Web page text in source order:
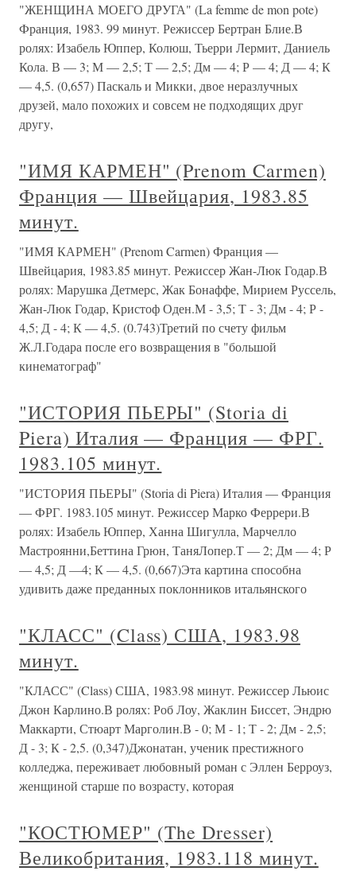
"ЖЕНЩИНА МОЕГО ДРУГА" (La femme de mon pote)
Франция, 1983. 99 минут. Режиссер Бертран Блие.В
ролях: Изабель Юппер, Колюш, Тьерри Лермит, Даниель
Кола. В — 3; М — 2,5; Т — 2,5; Дм — 4; Р — 4; Д — 4; К
— 4,5. (0,657) Паскаль и Микки, двое неразлучных
друзей, мало похожих и совсем не подходящих друг
другу,
"ИМЯ КАРМЕН" (Prenom Carmen)
Франция — Швейцария, 1983.85
минут.
"ИМЯ КАРМЕН" (Prenom Carmen) Франция —
Швейцария, 1983.85 минут. Режиссер Жан-Люк Годар.В
ролях: Марушка Детмерс, Жак Бонаффе, Мирием Руссель,
Жан-Люк Годар, Кристоф Оден.М - 3,5; Т - 3; Дм - 4; Р -
4,5; Д - 4; К — 4,5. (0.743)Третий по счету фильм
Ж.Л.Годара после его возвращения в "большой
кинематограф"
"ИСТОРИЯ ПЬЕРЫ" (Storia di
Piera) Италия — Франция — ФРГ.
1983.105 минут.
"ИСТОРИЯ ПЬЕРЫ" (Storia di Piera) Италия — Франция
— ФРГ. 1983.105 минут. Режиссер Марко Феррери.В
ролях: Изабель Юппер, Ханна Шигулла, Марчелло
Мастроянни,Беттина Грюн, ТаняЛопер.Т — 2; Дм — 4; Р
— 4,5; Д —4; К — 4,5. (0,667)Эта картина способна
удивить даже преданных поклонников итальянского
"КЛАСС" (Class) США, 1983.98
минут.
"КЛАСС" (Class) США, 1983.98 минут. Режиссер Льюис
Джон Карлино.В ролях: Роб Лоу, Жаклин Биссет, Эндрю
Маккарти, Стюарт Марголин.В - 0; М - 1; Т - 2; Дм - 2,5;
Д - 3; К - 2,5. (0,347)Джонатан, ученик престижного
колледжа, переживает любовный роман с Эллен Берроуз,
женщиной старше по возрасту, которая
"КОСТЮМЕР" (The Dresser)
Великобритания, 1983.118 минут.